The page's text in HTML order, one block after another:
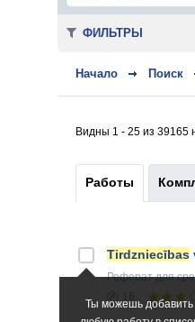
Начало Поиск
Видны 1 - 25 из 39165
Работы
Ты можешь добавить
Tirdzniecības
Рефератдля
ФИЛЬТРЫ